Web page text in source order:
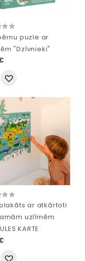
puzle ar
"Dzīvnieki"
ar atkārtoti
uzlīmēm
KARTE